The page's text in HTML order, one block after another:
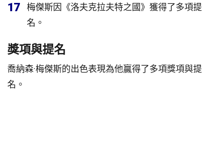
17
梅傑斯因《洛夫克拉夫特之國》獲得了多項提
名。
獎項與提名
喬納森·梅傑斯的出色表現為他贏得了多項獎項與提
名。